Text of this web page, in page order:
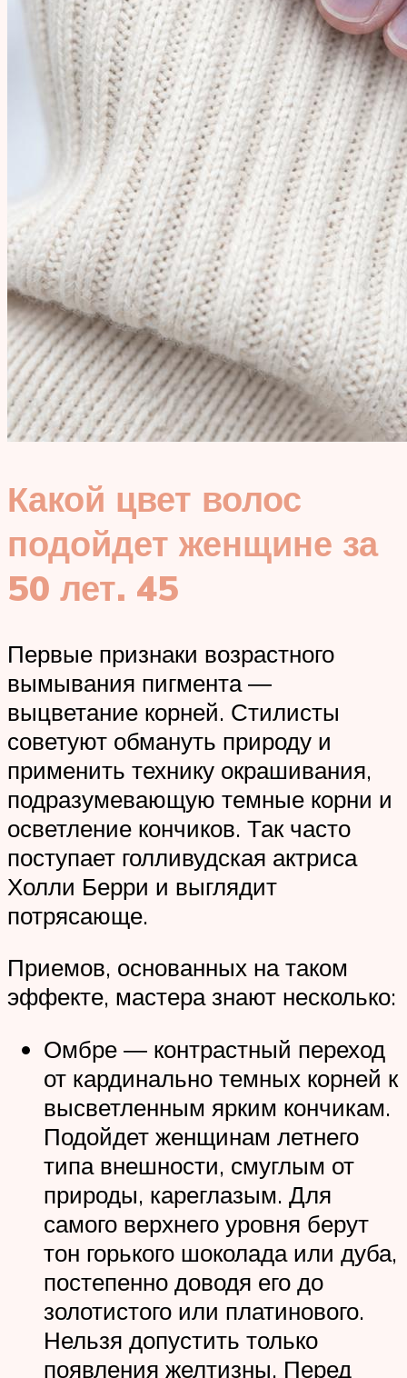
Какой цвет волос
подойдет женщине за
50 лет. 45
Первые признаки возрастного
вымывания пигмента ―
выцветание корней. Стилисты
советуют обмануть природу и
применить технику окрашивания,
подразумевающую темные корни и
осветление кончиков. Так часто
поступает голливудская актриса
Холли Берри и выглядит
потрясающе.
Приемов, основанных на таком
эффекте, мастера знают несколько:
Омбре ― контрастный переход
от кардинально темных корней к
высветленным ярким кончикам.
Подойдет женщинам летнего
типа внешности, смуглым от
природы, кареглазым. Для
самого верхнего уровня берут
тон горького шоколада или дуба,
постепенно доводя его до
золотистого или платинового.
Нельзя допустить только
появления желтизны. Перед